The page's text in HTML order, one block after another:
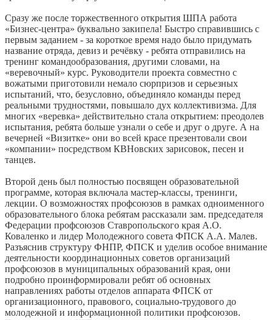
Сразу же после торжественного открытия ШПА работа
«Бизнес-центра» буквально закипела! Быстро справившись с
первым заданием - за короткое время надо было придумать
название отряда, девиз и речёвку - ребята отправились на
тренинг командообразования, другими словами, на
«веревочный» курс. Руководители проекта совместно с
вожатыми приготовили немало сюрпризов и серьезных
испытаний, что, безусловно, объединяло команды перед
реальными трудностями, повышало дух коллективизма. Для
многих «веревка» действительно стала открытием: преодолев
испытания, ребята больше узнали о себе и друг о друге. А на
вечерней «Визитке» они во всей красе презентовали свои
«компании» посредством КВНовских зарисовок, песен и
танцев.
Второй день был полностью посвящен образовательной
программе, которая включала мастер-классы, тренинги,
лекции. О возможностях профсоюзов в рамках одноименного
образовательного блока ребятам рассказали зам. председателя
Федерации профсоюзов Ставропольского края А.О.
Коваленко и лидер Молодежного совета ФПСК А.А. Малев.
Разъяснив структуру ФНПР, ФПСК и уделив особое внимание
деятельности координационных советов организаций
профсоюзов в муниципальных образований края, они
подробно проинформировали ребят об основных
направлениях работы отделов аппарата ФПСК от
организационного, правового, социально-трудового до
молодежной и информационной политики профсоюзов.